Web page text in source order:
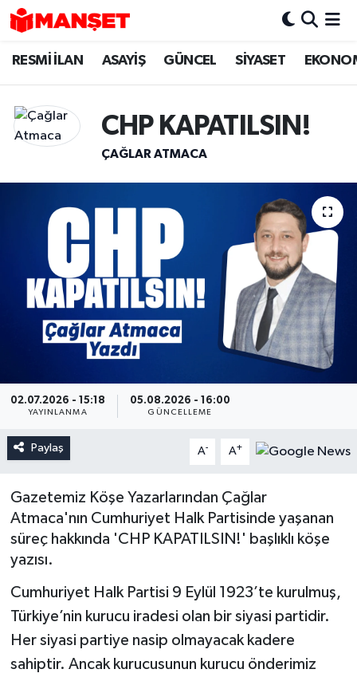
RESMİ İLAN ASAYİŞ GÜNCEL SİYASET
CHP KAPATILSIN!
ÇAĞLAR ATMACA
02.07.2026 - 15:18
YAYINLANMA
05.08.2026 - 16:00
GÜNCELLEME
Paylaş A- A+
Gazetemiz Köşe Yazarlarından Çağlar
Atmaca'nın Cumhuriyet Halk Partisinde yaşanan
süreç hakkında 'CHP KAPATILSIN!' başlıklı köşe
yazısı.
Cumhuriyet Halk Partisi 9 Eylül 1923’te kurulmuş,
Türkiye’nin kurucu iradesi olan bir siyasi partidir.
Her siyasi partiye nasip olmayacak kadere
sahiptir. Ancak kurucusunun kurucu önderimiz
Hava Durumu
Süper Lig Puan Durumu ve Fikstür
Tüm Manşetler
Son Dakika Haberleri
Haber Arşivi